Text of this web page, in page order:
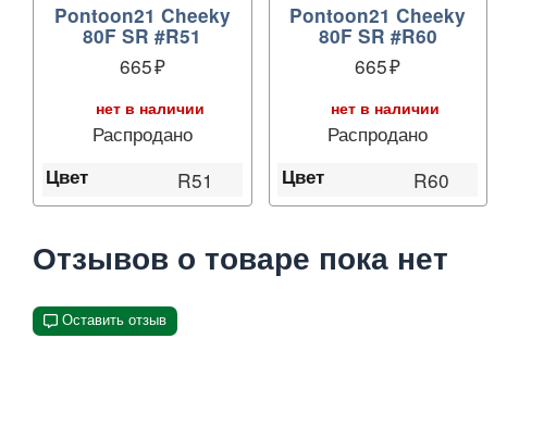
Pontoon21 Cheeky
80F SR #R51
665
нет в наличии
Распродано
Цвет R51
Pontoon21 Cheeky
80F SR #R60
665
нет в наличии
Распродано
Цвет R60
Отзывов о товаре пока нет
Оставить отзыв